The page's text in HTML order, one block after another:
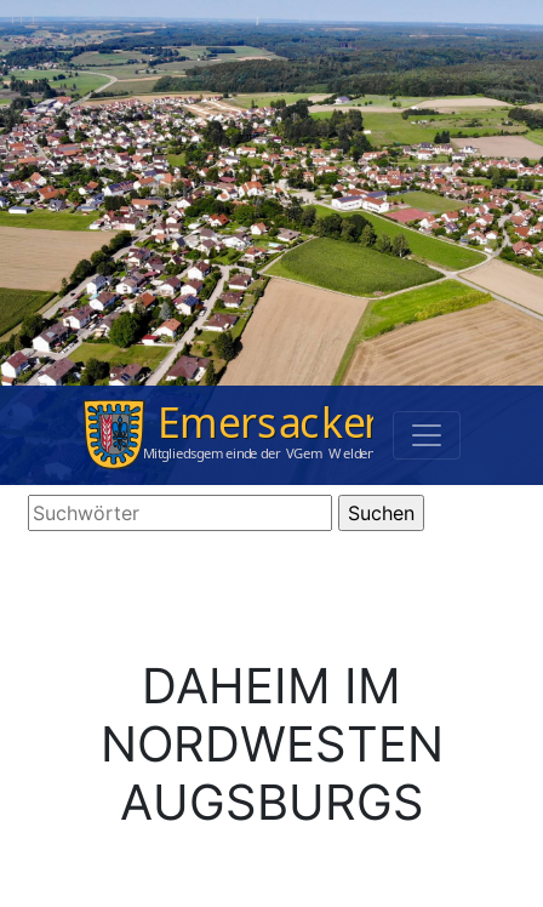
DAHEIM IM
NORDWESTEN
AUGSBURGS